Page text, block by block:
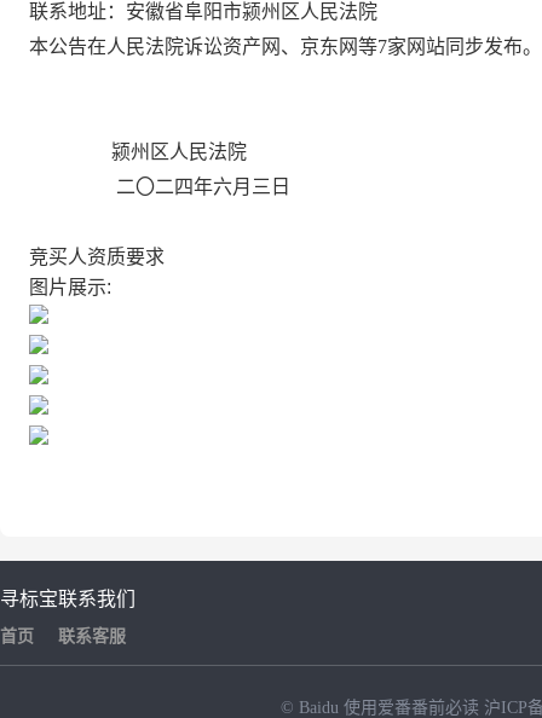
联系地址：安徽省阜阳市颍州区人民法院
本公告在人民法院诉讼资产网、京东网等7家网站同步发布。
颍州区人民法院
二〇二四年六月三日
竞买人资质要求
图片展示:
寻标宝
首页
联系我们
联系客服
© Baidu 使用爱番番前必读 沪ICP